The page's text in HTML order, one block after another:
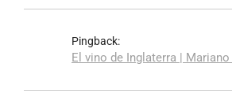
Pingback:
El vino de Inglaterra | Mariano